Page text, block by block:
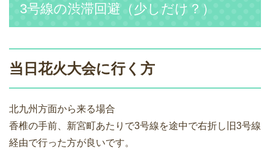
3号線の渋滞回避（少しだけ？）
当日花火大会に行く方
北九州方面から来る場合
香椎の手前、新宮町あたりで3号線を途中で右折し旧3号線
経由で行った方が良いです。